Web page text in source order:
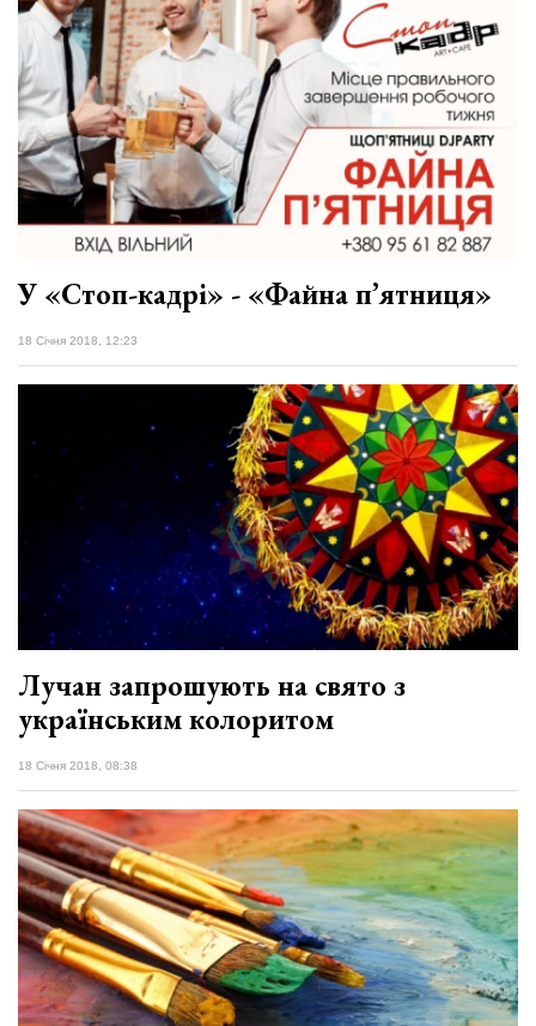
У «Стоп-кадрі» - «Файна п’ятниця»
18 Січня 2018, 12:23
Лучан запрошують на свято з
українським колоритом
18 Січня 2018, 08:38